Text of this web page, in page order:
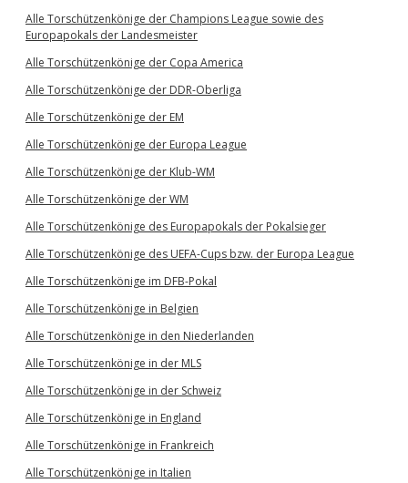
Alle Torschützenkönige der Champions League sowie des
Europapokals der Landesmeister
Alle Torschützenkönige der Copa America
Alle Torschützenkönige der DDR-Oberliga
Alle Torschützenkönige der EM
Alle Torschützenkönige der Europa League
Alle Torschützenkönige der Klub-WM
Alle Torschützenkönige der WM
Alle Torschützenkönige des Europapokals der Pokalsieger
Alle Torschützenkönige des UEFA-Cups bzw. der Europa League
Alle Torschützenkönige im DFB-Pokal
Alle Torschützenkönige in Belgien
Alle Torschützenkönige in den Niederlanden
Alle Torschützenkönige in der MLS
Alle Torschützenkönige in der Schweiz
Alle Torschützenkönige in England
Alle Torschützenkönige in Frankreich
Alle Torschützenkönige in Italien